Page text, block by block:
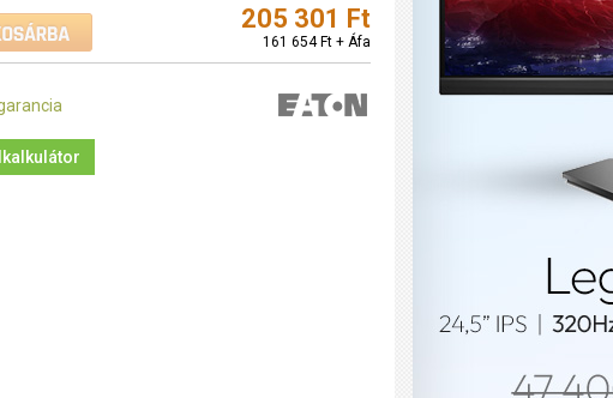
205 301 Ft
161 654 Ft + Áfa